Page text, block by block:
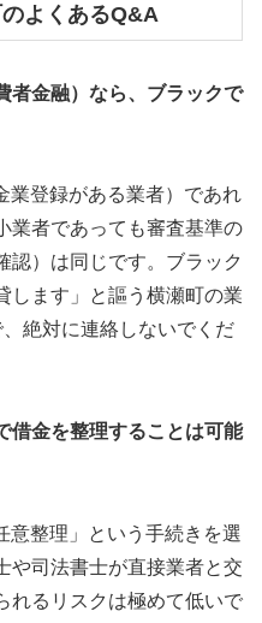
よくあるQ&A
者金融）なら、ブラックで
業登録がある業者）であれ
業者であっても審査基準の
認）は同じです。ブラック
します」と謳う横瀬町の業
絶対に連絡しないでくだ
借金を整理することは可能
意整理」という手続きを選
や司法書士が直接業者と交
れるリスクは極めて低いで